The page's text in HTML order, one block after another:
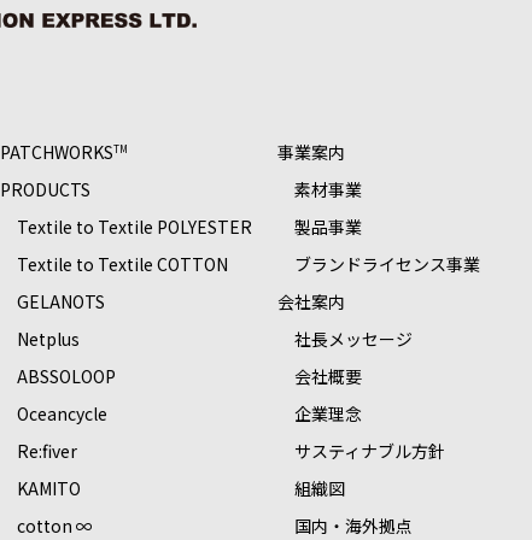
PATCHWORKSTM
PRODUCTS
Textile to Textile POLYESTER
Textile to Textile COTTON
GELANOTS
Netplus
ABSSOLOOP
Oceancycle
Re:ﬁver
KAMITO
cotton ∞
事業案内
素材事業
製品事業
ブランドライセンス事業
会社案内
社長メッセージ
会社概要
企業理念
サスティナブル方針
組織図
国内・海外拠点